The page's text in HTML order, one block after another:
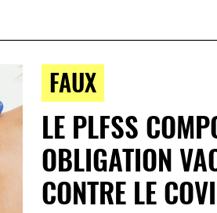
FAUX
LE PLFSS
OBLIGATION
CONTRE LE